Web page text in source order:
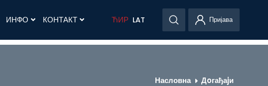
ИНФО КОНТАКТ ЋИР LAT Пријава
Насловна Дoгађаjи